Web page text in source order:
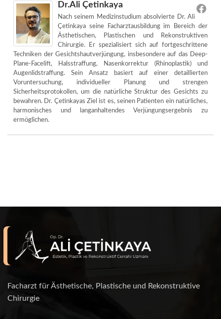
Dr.Ali Çetinkaya
Nach seinem Medizinstudium absolvierte Dr. Ali
Çetinkaya seine Facharztausbildung im Bereich der
Ästhetischen, Plastischen und Rekonstruktiven
Chirurgie. Er spezialisiert sich auf fortgeschrittene
Techniken der Gesichtshautverjüngung, insbesondere auf das Deep-
Plane-Facelift, Halsstraffung, Nasenkorrektur (Rhinoplastik) und
Augenlidstraffung. Sein Ansatz basiert auf einer detaillierten
Voruntersuchung, individueller Planung und strengen
Sicherheitsprotokollen, um die natürliche Struktur des Gesichts zu
bewahren. Dr. Çetinkayas Ziel ist es, seinen Patienten ein natürliches,
harmonisches und langanhaltendes Verjüngungsergebnis zu
ermöglichen.
Facharzt für Ästhetische, Plastische und Rekonstruktive
Chirurgie